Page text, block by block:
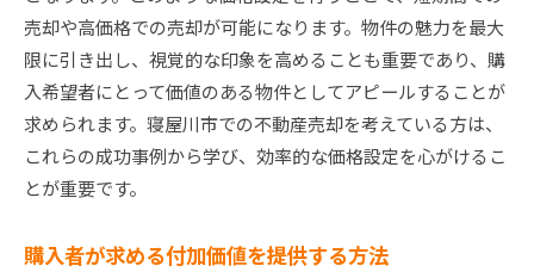
売却や高価格での売却が可能になります。物件の魅力を最大
限に引き出し、視覚的な印象を高めることも重要であり、購
入希望者にとって価値のある物件としてアピールすることが
求められます。寝屋川市での不動産売却を考えている方は、
これらの成功事例から学び、効率的な価格設定を心がけるこ
とが重要です。
購入者が求める付加価値を提供する方法